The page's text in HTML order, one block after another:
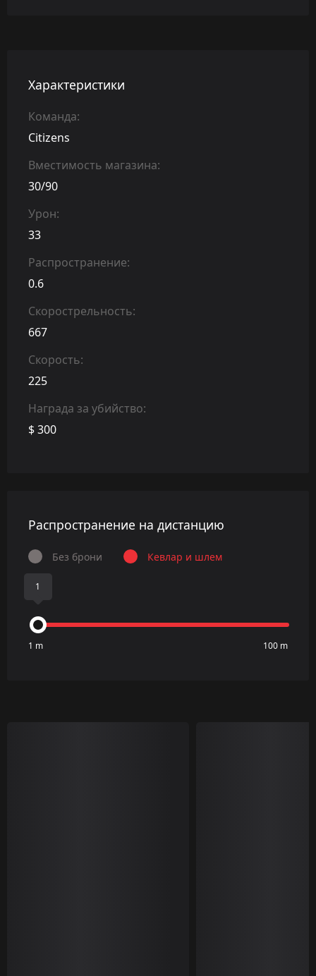
Характеристики
Команда:
Citizens
Вместимость магазина:
30/90
Урон:
33
Распространение:
0.6
Скорострельность:
667
Скорость:
225
Награда за убийство:
$ 300
Распространение на дистанцию
Без брони Кевлар и шлем
1
1 m 100 m